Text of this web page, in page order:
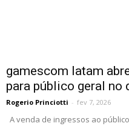
gamescom latam
para público geral no
Rogerio Princiotti - fev 7, 2026
A venda de ingressos ao